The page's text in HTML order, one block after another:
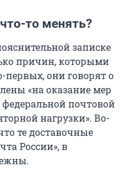
то менять?
записке
причин, которыми
первых, они говорят о
«на оказание мер
почтовой
нагрузки». Во-
те доставочные
России», в